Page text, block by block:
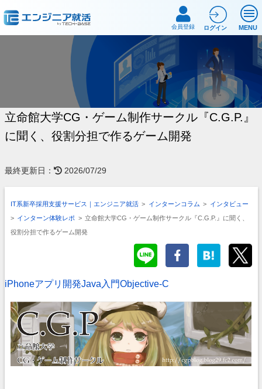
MENU
会員登録 ログイン
立命館大学CG・ゲーム制作サークル『C.G.P.』
に聞く、役割分担で作るゲーム開発
最終更新日： 2026/07/29
IT系新卒採用支援サービス｜エンジニア就活 > インターンコラム > インタビュー
> インターン体験レポ > 立命館大学CG・ゲーム制作サークル『C.G.P.』に聞く、
役割分担で作るゲーム開発
iPhoneアプリ開発Java入門Objective-C